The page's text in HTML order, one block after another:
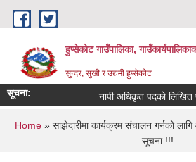
Skip to main content
हुप्सेकोट गाउँपालिका,
सुन्दर, सुखी र उद्यमी हुप्सेकोट
सूचना: नापी अधिकृत पदको लिखित
You are here
Home» साझेदारीमा कार्यक्रम संचालन गर्नको
सूचना !!!